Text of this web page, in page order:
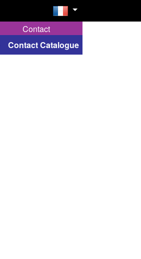
Contact Catalogue
Contact